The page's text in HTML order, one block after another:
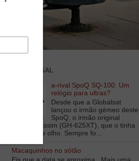
TOP MENSAL
a-rival SpoQ SQ-100. Um
relógio para ultras?
Desde que a Globalsat
lançou o irmão gémeo deste
SpoQ, o irmão original
digamos assim (GH-625XT), que o tinha
debaixo de olho. Sempre fo...
Macaquinhos no sótão